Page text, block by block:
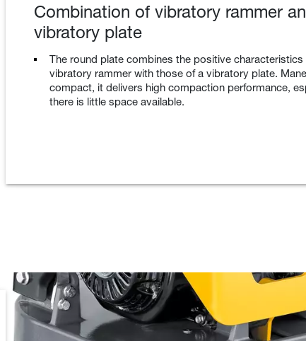
Combination of vibratory rammer
vibratory plate
The round plate combines the positive characteristics
vibratory rammer with those of a vibratory plate.
compact, it delivers high compaction performance,
there is little space available.